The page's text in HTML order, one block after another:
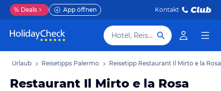
% Deals App öffnen Kontakt
Hotel, Reiseziel
Urlaub Reisetipps Palermo Reisetipp Restaurant Il Mirto e la Rosa
Restaurant Il Mirto e la Rosa